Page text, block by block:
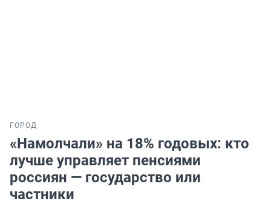
ГОРОД
«Намолчали» на 18% годовых: кто
лучше управляет пенсиями
россиян — государство или
частники